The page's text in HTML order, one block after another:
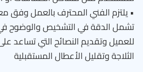
• يلتزم الفني المحترف بالعمل وفق
تشمل الدقة في التشخيص والوضوح
للعميل وتقديم النصائح التي تساعد
الثلاجة وتقليل الأعطال المستقبلية